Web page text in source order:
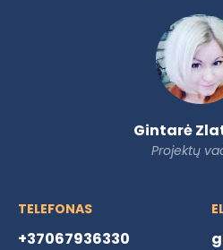
Gintarė
Projektų
TELEFONAS
+37067936330